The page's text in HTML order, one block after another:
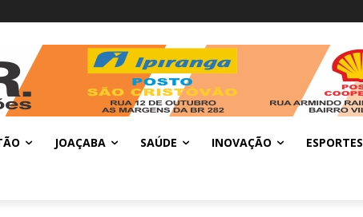
JOAÇABA SAÚDE INOVAÇÃO ESPORTES